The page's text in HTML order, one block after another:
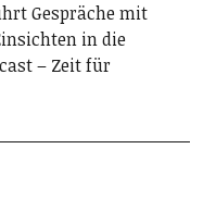
Gespräche mit
in die
– Zeit für